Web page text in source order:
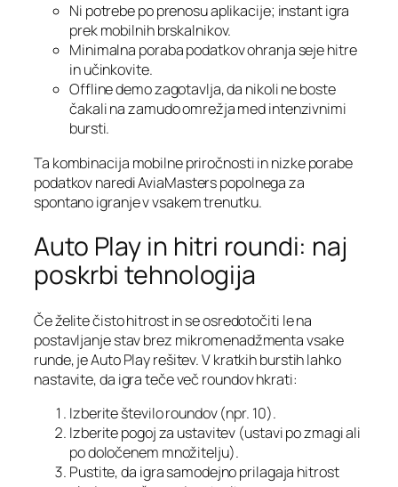
Ni potrebe po prenosu aplikacije; instant igra
prek mobilnih brskalnikov.
Minimalna poraba podatkov ohranja seje hitre
in učinkovite.
Offline demo zagotavlja, da nikoli ne boste
čakali na zamudo omrežja med intenzivnimi
bursti.
Ta kombinacija mobilne priročnosti in nizke porabe
podatkov naredi AviaMasters popolnega za
spontano igranje v vsakem trenutku.
Auto Play in hitri roundi: naj
poskrbi tehnologija
Če želite čisto hitrost in se osredotočiti le na
postavljanje stav brez mikromenadžmenta vsake
runde, je Auto Play rešitev. V kratkih burstih lahko
nastavite, da igra teče več roundov hkrati:
Izberite število roundov (npr. 10).
Izberite pogoj za ustavitev (ustavi po zmagi ali
po določenem množitelju).
Pustite, da igra samodejno prilagaja hitrost